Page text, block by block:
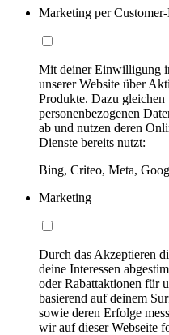
Marketing per
Mit deiner Einwilligung
unserer Website über
Produkte. Dazu gleichen
personenbezogenen
ab und nutzen deren
Dienste bereits nutzt:
Bing, Criteo, Meta,
Marketing
Durch das Akzeptieren
deine Interessen
oder Rabattaktionen für
basierend auf deinem
sowie deren Erfolge
wir auf dieser Webseite